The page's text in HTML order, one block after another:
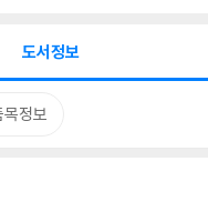
도서정보
목정보